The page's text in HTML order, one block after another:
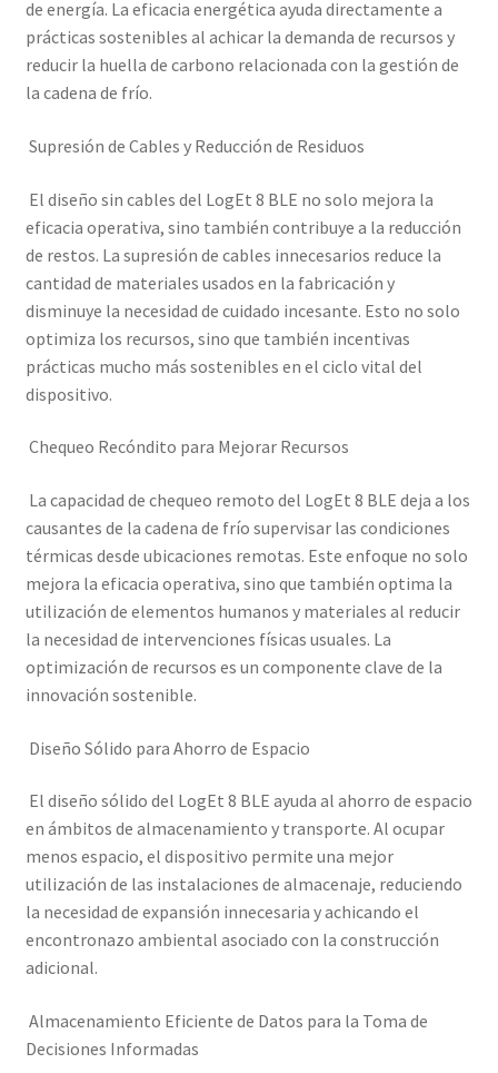
de energía. La eficacia energética ayuda directamente a
prácticas sostenibles al achicar la demanda de recursos y
reducir la huella de carbono relacionada con la gestión de
la cadena de frío.
Supresión de Cables y Reducción de Residuos
El diseño sin cables del LogEt 8 BLE no solo mejora la
eficacia operativa, sino también contribuye a la reducción
de restos. La supresión de cables innecesarios reduce la
cantidad de materiales usados en la fabricación y
disminuye la necesidad de cuidado incesante. Esto no solo
optimiza los recursos, sino que también incentivas
prácticas mucho más sostenibles en el ciclo vital del
dispositivo.
Chequeo Recóndito para Mejorar Recursos
La capacidad de chequeo remoto del LogEt 8 BLE deja a los
causantes de la cadena de frío supervisar las condiciones
térmicas desde ubicaciones remotas. Este enfoque no solo
mejora la eficacia operativa, sino que también optima la
utilización de elementos humanos y materiales al reducir
la necesidad de intervenciones físicas usuales. La
optimización de recursos es un componente clave de la
innovación sostenible.
Diseño Sólido para Ahorro de Espacio
El diseño sólido del LogEt 8 BLE ayuda al ahorro de espacio
en ámbitos de almacenamiento y transporte. Al ocupar
menos espacio, el dispositivo permite una mejor
utilización de las instalaciones de almacenaje, reduciendo
la necesidad de expansión innecesaria y achicando el
encontronazo ambiental asociado con la construcción
adicional.
Almacenamiento Eficiente de Datos para la Toma de
Decisiones Informadas